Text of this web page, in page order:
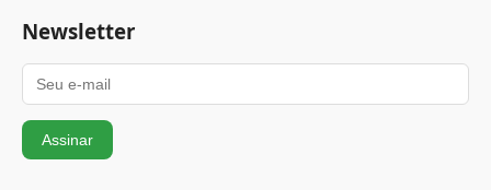
Newsletter
Assinar